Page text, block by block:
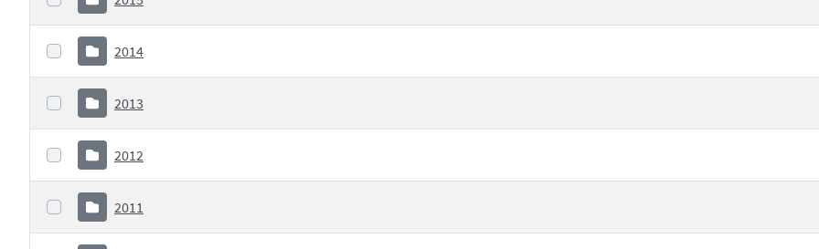
2014
2013
2012
2011